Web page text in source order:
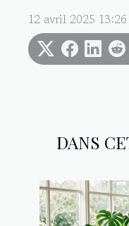
DANS
12 avril 2025 13:26